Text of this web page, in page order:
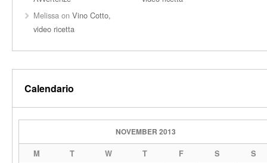
Melissa on Vino Cotto,
video ricetta
Calendario
NOVEMBER 2013
M T W T F S S